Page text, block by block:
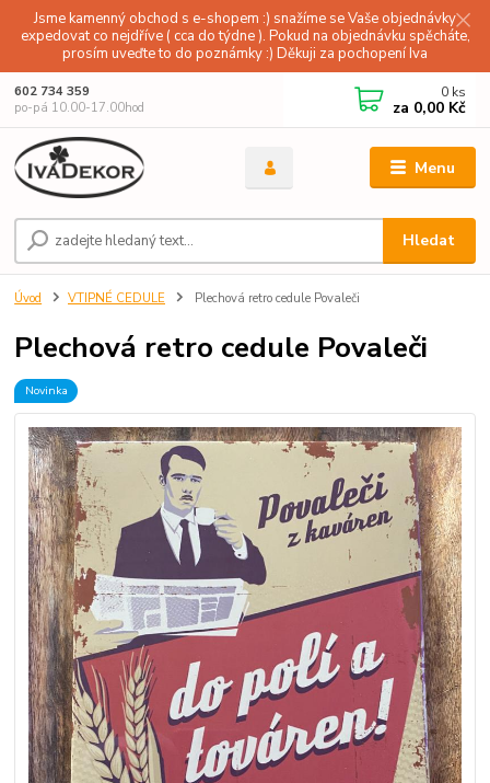
Jsme kamenný obchod s e-shopem :) snažíme se Vaše objednávky
expedovat co nejdříve ( cca do týdne ). Pokud na objednávku spěcháte,
prosím uveďte to do poznámky :) Děkuji za pochopení Iva
Menu
Hledat
602 734 359
po-pá 10.00-17.00hod
0 ks
za 0,00 Kč
Úvod VTIPNÉ CEDULE Plechová retro cedule Povaleči
Plechová retro cedule Povaleči
Novinka